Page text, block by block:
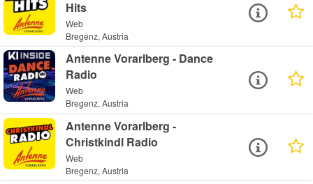
Hits
Web
Bregenz, Austria
Antenne Vorarlberg - Dance
Radio
Web
Bregenz, Austria
Antenne Vorarlberg -
Christkindl Radio
Web
Bregenz, Austria